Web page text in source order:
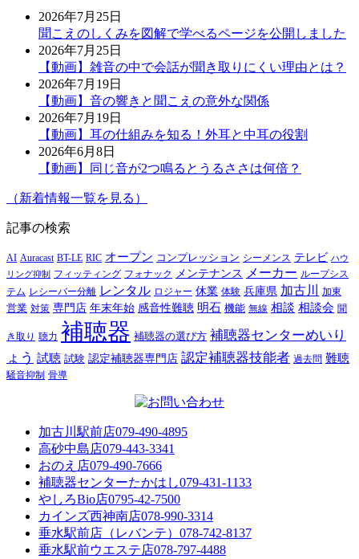
2026年7月25日
聞こえのしくみを図解で学べるページを公開しました
2026年7月25日
【動画】雑音の中で会話が聞き取りにくい理由とは？
2026年7月19日
【動画】音の響きと聞こえの意外な関係
2026年7月19日
【動画】耳の仕組みを知る！外耳と中耳の役割
2026年6月8日
【動画】同じ音が2つ鳴るとうるささは何倍？
（新着情報一覧を見る）
記事の検索
AI Auracast BT-LE RIC オープン コンプレッション シーメンス テレビ ハウ
リング抑制
フィッティング フォナック メンテナンス メーカー ループシス
テム レシーバー分離 レンタル ロジャー 休業 体験 兵庫県 加古川 加東
営業 対策 専門店 年末年始 感音性難聴 明石 機能 無線 相談 相談会 聞
き取り 聴力 補聴器 補聴器の選び方 補聴器センターめいり
ょう 試聴 試験 認定補聴器専門店 認定補聴器技能者 過去問 難聴
騒音抑制 骨導
加古川駅前店079-490-4895
高砂中島店079-443-3341
おのえ店079-490-7666
補聴器センターたかはし079-431-1133
やしろBio店0795-42-7500
カインズ西神南店078-990-3314
垂水駅前店（レバンテ） 078-742-8137
垂水駅前ウエステ店078-797-4488